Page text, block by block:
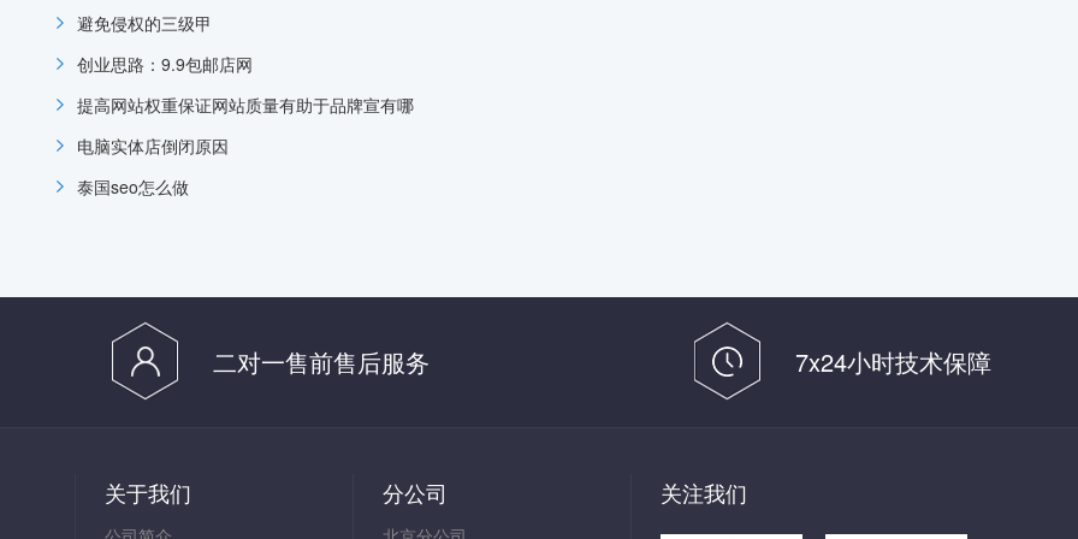
避免侵权的三级甲
创业思路：9.9包邮店网
提高网站权重保证网站质量有助于品牌宣有哪
电脑实体店倒闭原因
泰国seo怎么做
二对一售前售后服务 7x24小时技术保障
关于我们 分公司 关注我们